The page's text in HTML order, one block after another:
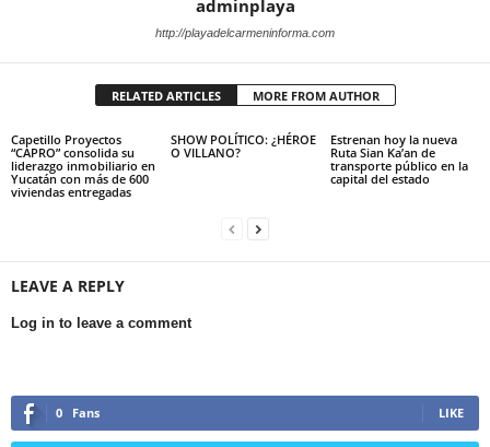
adminplaya
http://playadelcarmeninforma.com
RELATED ARTICLES MORE FROM AUTHOR
Capetillo Proyectos
“CAPRO” consolida su
liderazgo inmobiliario en
Yucatán con más de 600
viviendas entregadas
SHOW POLÍTICO: ¿HÉROE
O VILLANO?
Estrenan hoy la nueva
Ruta Sian Ka’an de
transporte público en la
capital del estado
LEAVE A REPLY
Log in to leave a comment
0 Fans LIKE